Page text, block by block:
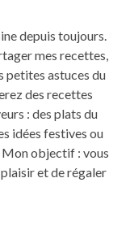
depuis toujours.
mes recettes,
petites astuces du
des recettes
: des plats du
idées festives ou
Mon objectif : vous
et de régaler